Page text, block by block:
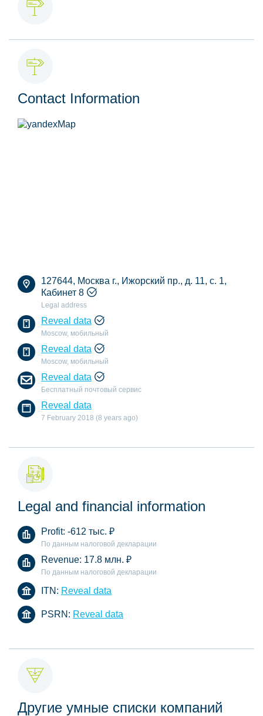
Contact Information
127644, Москва г., Ижорский пр., д. 11, с. 1,
Кабинет 8
Legal address
Reveal data
Moscow, мобильный
Reveal data
Moscow, мобильный
Reveal data
Бесплатный почтовый сервис
Reveal data
7 February 2018 (8 years ago)
Legal and financial information
Profit: -612 тыс. ₽
По данным налоговой декларации
Revenue: 17.8 млн. ₽
По данным налоговой декларации
ITN: Reveal data
PSRN: Reveal data
Другие умные списки компаний